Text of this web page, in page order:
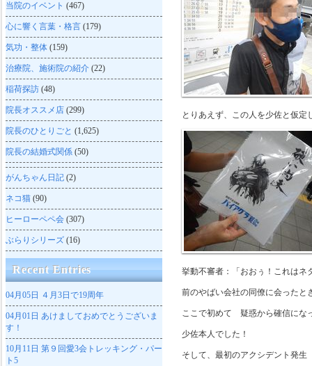
とりあえず、この人を少佐と仮
挙動不審者：「おおぅ！これはネ
前のやばい会社の同僚に会ったと
ここで初めて 疑惑から確信にな
少佐本人でした！
そして、最初のアクシデント発生
当院のイベント (467)
心に響く言葉・格言 (179)
気功・整体 (159)
治療院、施術院の紹介 (22)
稲荷探訪 (48)
院長オススメ店 (299)
院長のひとりごと (1,625)
院長の結婚式関係 (50)
がんちゃん日記 (2)
ネコ猫 (90)
ヒーローペペ会 (307)
ぶらりシリーズ (16)
Recent Entries
04月05日 ４月3日で19周年
04月01日 あけましておめでとうございま
す！
10月11日 第９回愛3会トレッキング・パー
ト5